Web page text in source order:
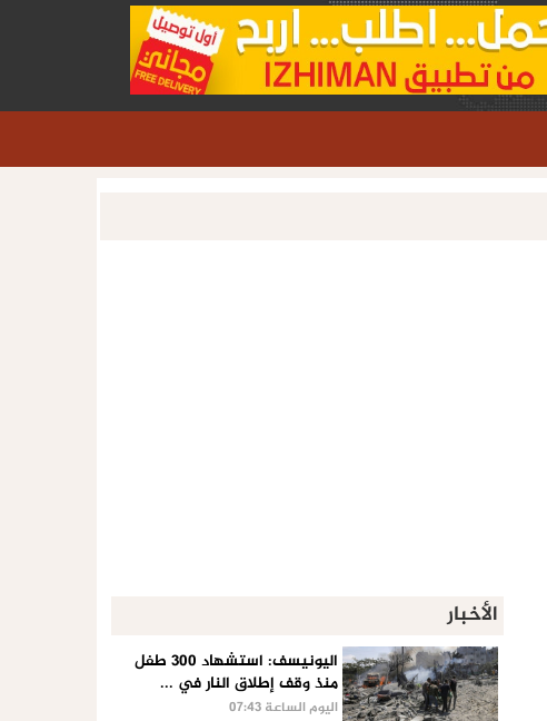
الأخبار
اليونيسف: استشهاد 300 طفل
منذ وقف إطلاق النار في ...
اليوم الساعة 07:43